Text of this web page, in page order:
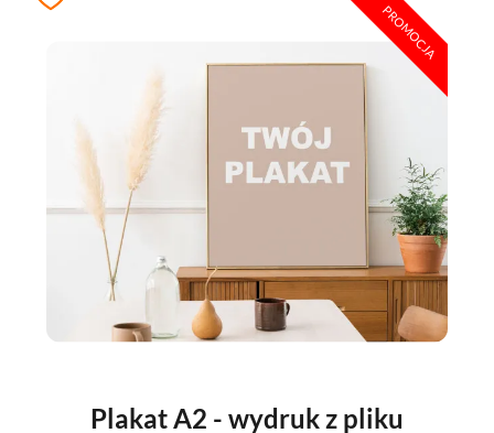
PROMOCJA
Plakat A2 - wydruk z pliku